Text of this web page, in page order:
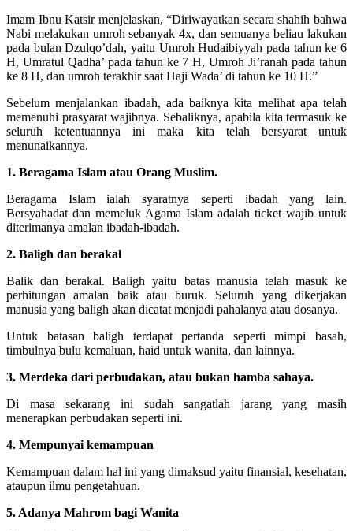
Imam Ibnu Katsir menjelaskan, “Diriwayatkan secara shahih bahwa
Nabi melakukan umroh sebanyak 4x, dan semuanya beliau lakukan
pada bulan Dzulqo’dah, yaitu Umroh Hudaibiyyah pada tahun ke 6
H, Umratul Qadha’ pada tahun ke 7 H, Umroh Ji’ranah pada tahun
ke 8 H, dan umroh terakhir saat Haji Wada’ di tahun ke 10 H.”
Sebelum menjalankan ibadah, ada baiknya kita melihat apa telah
memenuhi prasyarat wajibnya. Sebaliknya, apabila kita termasuk ke
seluruh ketentuannya ini maka kita telah bersyarat untuk
menunaikannya.
1. Beragama Islam atau Orang Muslim.
Beragama Islam ialah syaratnya seperti ibadah yang lain.
Bersyahadat dan memeluk Agama Islam adalah ticket wajib untuk
diterimanya amalan ibadah-ibadah.
2. Baligh dan berakal
Balik dan berakal. Baligh yaitu batas manusia telah masuk ke
perhitungan amalan baik atau buruk. Seluruh yang dikerjakan
manusia yang baligh akan dicatat menjadi pahalanya atau dosanya.
Untuk batasan baligh terdapat pertanda seperti mimpi basah,
timbulnya bulu kemaluan, haid untuk wanita, dan lainnya.
3. Merdeka dari perbudakan, atau bukan hamba sahaya.
Di masa sekarang ini sudah sangatlah jarang yang masih
menerapkan perbudakan seperti ini.
4. Mempunyai kemampuan
Kemampuan dalam hal ini yang dimaksud yaitu finansial, kesehatan,
ataupun ilmu pengetahuan.
5. Adanya Mahrom bagi Wanita